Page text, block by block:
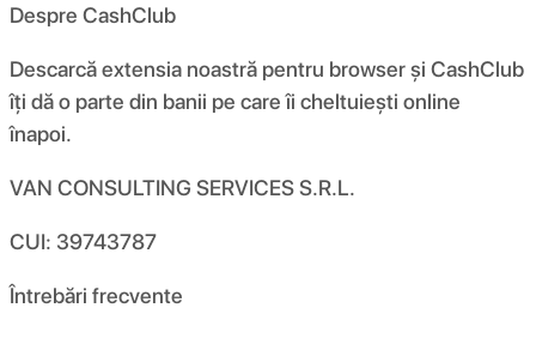
Despre CashClub
Descarcă extensia noastră pentru browser și CashClub
îți dă o parte din banii pe care îi cheltuiești online
înapoi.
VAN CONSULTING SERVICES S.R.L.
CUI: 39743787
Întrebări frecvente